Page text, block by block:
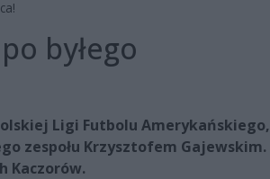
byłego
Ligi Futbolu Amerykańskiego,
zespołu Krzysztofem Gajewskim.
Kaczorów.